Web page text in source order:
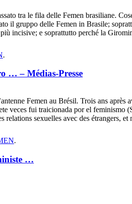
tra le fila delle Femen brasiliane.
il gruppo delle Femen in Brasile;
incisive; e soprattutto perché la
.
… – Médias-Presse
Femen au Brésil. Trois ans
veces fui traicionada por el feminismo
sexuelles avec des étrangers, et
.
…